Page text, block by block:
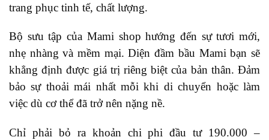
trang phục tinh tế, chất lượng.
Bộ sưu tập của Mami shop hướng đến sự tươi mới,
nhẹ nhàng và mềm mại. Diện đầm bầu Mami bạn sẽ
khẳng định được giá trị riêng biệt của bản thân. Đảm
bảo sự thoải mái nhất mỗi khi di chuyển hoặc làm
việc dù cơ thể đã trở nên nặng nề.
Chỉ phải bỏ ra khoản chi phi đầu tư 190.000 –